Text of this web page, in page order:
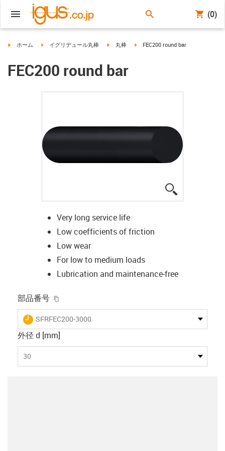
(0)
igus-icon-arrow-right
ホーム igus-icon-arrow-right
イグリデュール丸棒 igus-icon-arrow-right
丸棒 igus-icon-arrow-right
FEC200 round bar
FEC200 round bar
Very long service life
Low coefficients of friction
Low wear
For low to medium loads
Lubrication and maintenance-free
部品番号
igus-icon-lieferzeit
SFRFEC200-3000
外径 d [mm]
30